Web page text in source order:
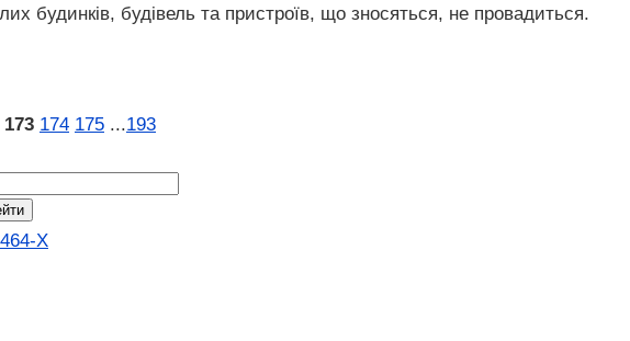
будинків, будівель та пристроїв, що зносяться, не провадиться.
173 174 175 ...193
X